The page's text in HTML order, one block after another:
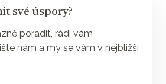
své úspory?
poradit, rádi vám
nám a my se vám v nejbližší